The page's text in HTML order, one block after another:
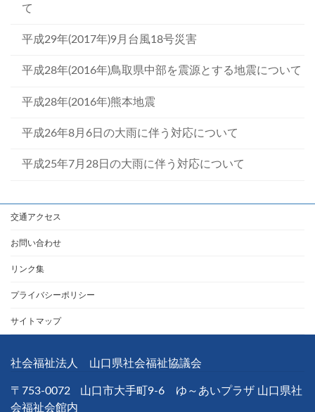
て
平成29年(2017年)9月台風18号災害
平成28年(2016年)鳥取県中部を震源とする地震について
平成28年(2016年)熊本地震
平成26年8月6日の大雨に伴う対応について
平成25年7月28日の大雨に伴う対応について
交通アクセス
お問い合わせ
リンク集
プライバシーポリシー
サイトマップ
社会福祉法人 山口県社会福祉協議会
〒753-0072
山口市大手町9-6 ゆ～あいプラザ 山口県社
会福祉会館内